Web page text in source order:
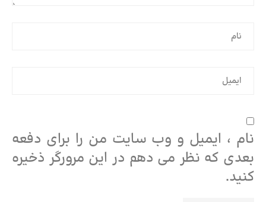
نام ، ایمیل و وب سایت من را برای دفعه
بعدی که نظر می دهم در این مرورگر ذخیره
کنید.